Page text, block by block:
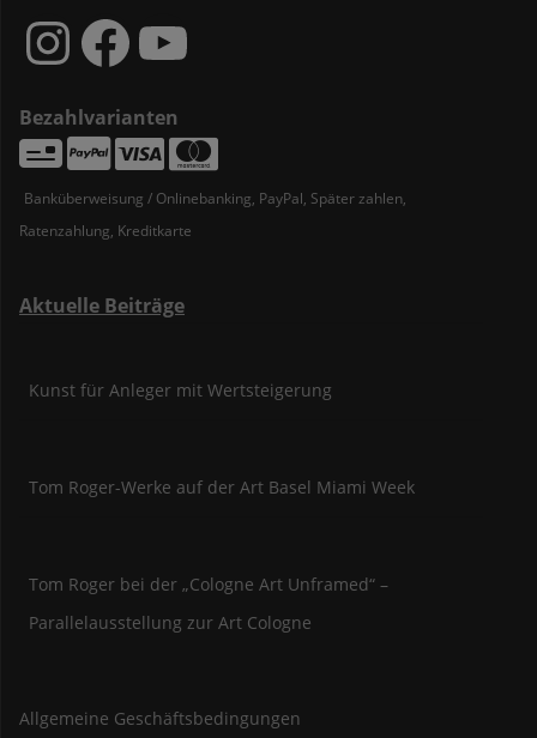
Instagram
Facebook
YouTube
Bezahlvarianten
Banküberweisung / Onlinebanking, PayPal, Später zahlen,
Ratenzahlung, Kreditkarte
Aktuelle Beiträge
Kunst für Anleger mit Wertsteigerung
Tom Roger-Werke auf der Art Basel Miami Week
Tom Roger bei der „Cologne Art Unframed“ –
Parallelausstellung zur Art Cologne
Allgemeine Geschäftsbedingungen